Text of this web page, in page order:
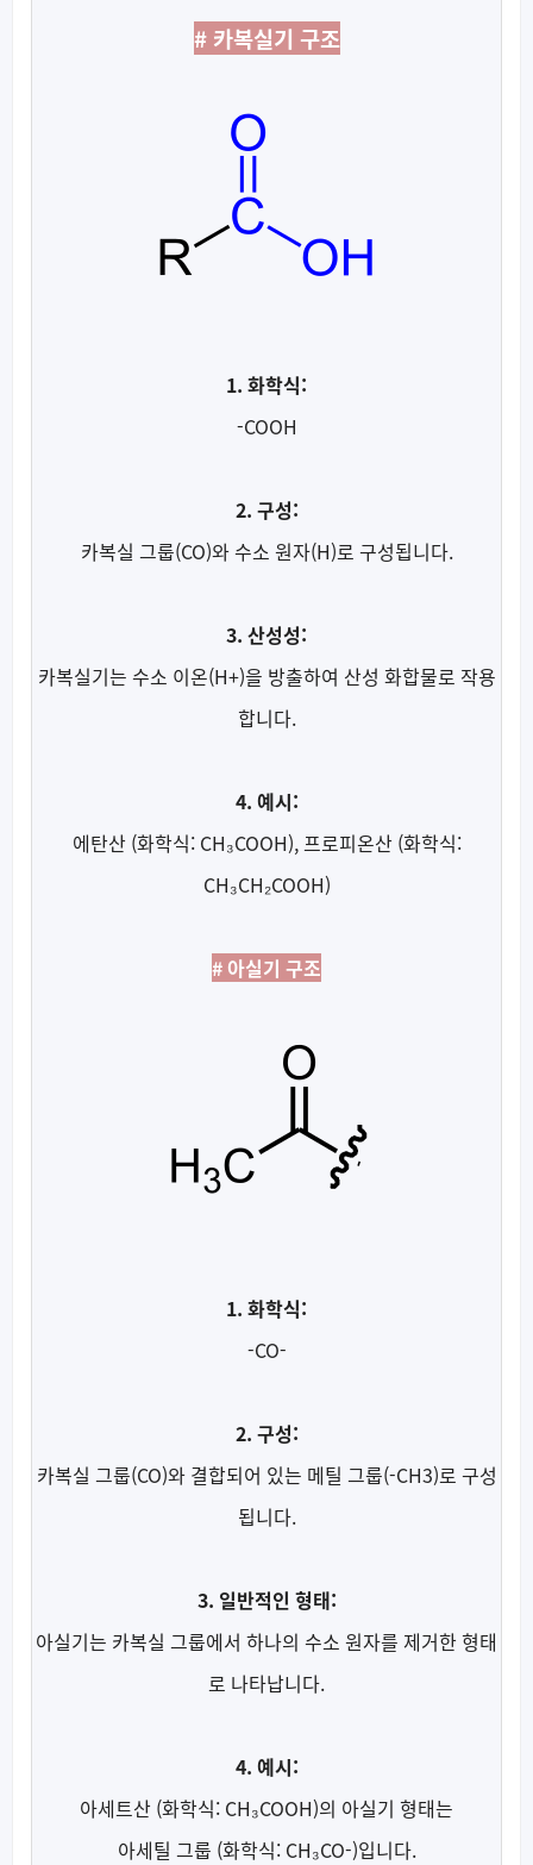
# 카복실기 구조
1. 화학식:
-COOH
2. 구성:
카복실 그룹(CO)와 수소 원자(H)로 구성됩니다.
3. 산성성:
카복실기는 수소 이온(H+)을 방출하여 산성 화합물로 작용
합니다.
4. 예시:
에탄산 (화학식: CH₃COOH), 프로피온산 (화학식:
CH₃CH₂COOH)
# 아실기 구조
1. 화학식:
-CO-
2. 구성:
카복실 그룹(CO)와 결합되어 있는 메틸 그룹(-CH3)로 구성
됩니다.
3. 일반적인 형태:
아실기는 카복실 그룹에서 하나의 수소 원자를 제거한 형태
로 나타납니다.
4. 예시:
아세트산 (화학식: CH₃COOH)의 아실기 형태는
아세틸 그룹 (화학식: CH₃CO-)입니다.